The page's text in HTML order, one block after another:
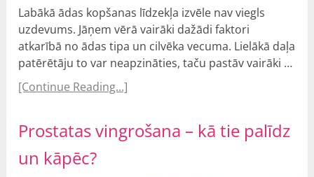
Labākā ādas kopšanas līdzekļa izvēle nav viegls
uzdevums. Jāņem vērā vairāki dažādi faktori
atkarībā no ādas tipa un cilvēka vecuma. Lielākā daļa
patērētāju to var neapzināties, taču pastāv vairāki …
[Continue Reading...]
Prostatas vingrošana – kā tie palīdz
un kāpēc?